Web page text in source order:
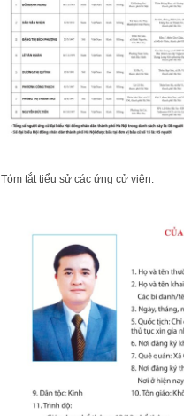
Tóm tắt tiểu sử các ứng cử viên: